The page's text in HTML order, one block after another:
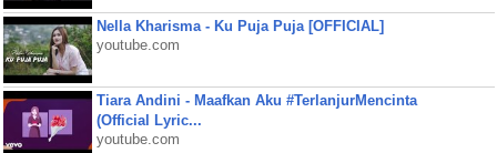
Nella Kharisma - Ku Puja Puja [OFFICIAL]
youtube.com
Tiara Andini - Maafkan Aku #TerlanjurMencinta
(Official Lyric...
youtube.com